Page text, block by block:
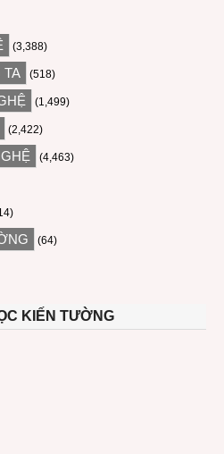
(3,388)
TA (518)
(1,499)
(2,422)
(4,463)
(64)
KIẾN TƯỜNG